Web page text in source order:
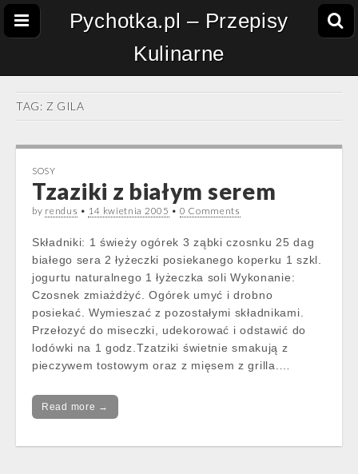
Pychotka.pl – Przepisy
Kulinarne
TAG: Z GILA
SOSY
Tzaziki z białym serem
by rendus • 14 kwietnia 2005 • 0 Comments
Składniki: 1 świeży ogórek 3 ząbki czosnku 25 dag
białego sera 2 łyżeczki posiekanego koperku 1 szkl.
jogurtu naturalnego 1 łyżeczka soli Wykonanie:
Czosnek zmiażdżyć. Ogórek umyć i drobno
posiekać. Wymieszać z pozostałymi składnikami.
Przełozyć do miseczki, udekorować i odstawić do
lodówki na 1 godz.Tzatziki świetnie smakują z
pieczywem tostowym oraz z mięsem z grilla.…
Read more →